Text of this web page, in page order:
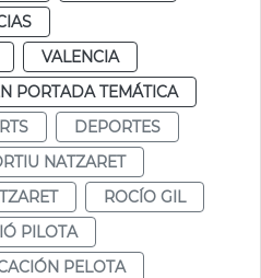
VALENCIA
PORTADA TEMÁTICA
DEPORTES
NATZARET
ROCÍO GIL
PILOTA
PELOTA